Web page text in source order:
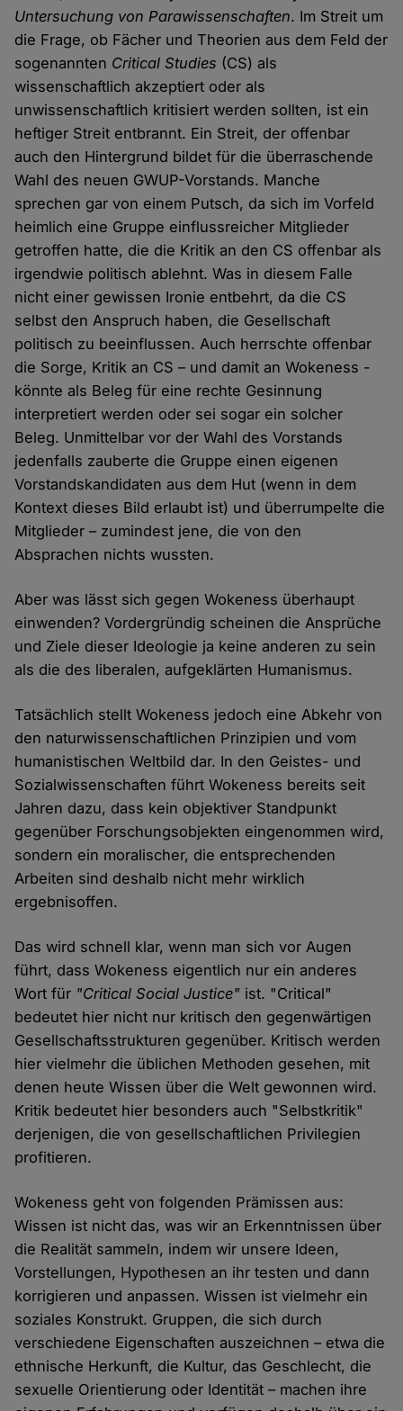
Untersuchung von Parawissenschaften. Im Streit um
die Frage, ob Fächer und Theorien aus dem Feld der
sogenannten Critical Studies (CS) als
wissenschaftlich akzeptiert oder als
unwissenschaftlich kritisiert werden sollten, ist ein
heftiger Streit entbrannt. Ein Streit, der offenbar
auch den Hintergrund bildet für die überraschende
Wahl des neuen GWUP-Vorstands. Manche
sprechen gar von einem Putsch, da sich im Vorfeld
heimlich eine Gruppe einflussreicher Mitglieder
getroffen hatte, die die Kritik an den CS offenbar als
irgendwie politisch ablehnt. Was in diesem Falle
nicht einer gewissen Ironie entbehrt, da die CS
selbst den Anspruch haben, die Gesellschaft
politisch zu beeinflussen. Auch herrschte offenbar
die Sorge, Kritik an CS – und damit an Wokeness -
könnte als Beleg für eine rechte Gesinnung
interpretiert werden oder sei sogar ein solcher
Beleg. Unmittelbar vor der Wahl des Vorstands
jedenfalls zauberte die Gruppe einen eigenen
Vorstandskandidaten aus dem Hut (wenn in dem
Kontext dieses Bild erlaubt ist) und überrumpelte die
Mitglieder – zumindest jene, die von den
Absprachen nichts wussten.
Aber was lässt sich gegen Wokeness überhaupt
einwenden? Vordergründig scheinen die Ansprüche
und Ziele dieser Ideologie ja keine anderen zu sein
als die des liberalen, aufgeklärten Humanismus.
Tatsächlich stellt Wokeness jedoch eine Abkehr von
den naturwissenschaftlichen Prinzipien und vom
humanistischen Weltbild dar. In den Geistes- und
Sozialwissenschaften führt Wokeness bereits seit
Jahren dazu, dass kein objektiver Standpunkt
gegenüber Forschungsobjekten eingenommen wird,
sondern ein moralischer, die entsprechenden
Arbeiten sind deshalb nicht mehr wirklich
ergebnisoffen.
Das wird schnell klar, wenn man sich vor Augen
führt, dass Wokeness eigentlich nur ein anderes
Wort für "Critical Social Justice" ist. "Critical"
bedeutet hier nicht nur kritisch den gegenwärtigen
Gesellschaftsstrukturen gegenüber. Kritisch werden
hier vielmehr die üblichen Methoden gesehen, mit
denen heute Wissen über die Welt gewonnen wird.
Kritik bedeutet hier besonders auch "Selbstkritik"
derjenigen, die von gesellschaftlichen Privilegien
profitieren.
Wokeness geht von folgenden Prämissen aus:
Wissen ist nicht das, was wir an Erkenntnissen über
die Realität sammeln, indem wir unsere Ideen,
Vorstellungen, Hypothesen an ihr testen und dann
korrigieren und anpassen. Wissen ist vielmehr ein
soziales Konstrukt. Gruppen, die sich durch
verschiedene Eigenschaften auszeichnen – etwa die
ethnische Herkunft, die Kultur, das Geschlecht, die
sexuelle Orientierung oder Identität – machen ihre